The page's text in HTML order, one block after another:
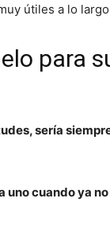
útiles a lo
para
sería
uno cuando ya